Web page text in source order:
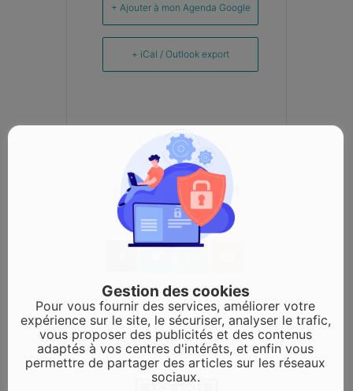
+ Ajouter à mon Agenda Google
+ iCal / Outlook export
PARTAGEZ CET ÉVÉNEMENT
Gestion des cookies
Pour vous fournir des services, améliorer votre
expérience sur le site, le sécuriser, analyser le trafic,
vous proposer des publicités et des contenus
adaptés à vos centres d'intérêts, et enfin vous
permettre de partager des articles sur les réseaux
sociaux.